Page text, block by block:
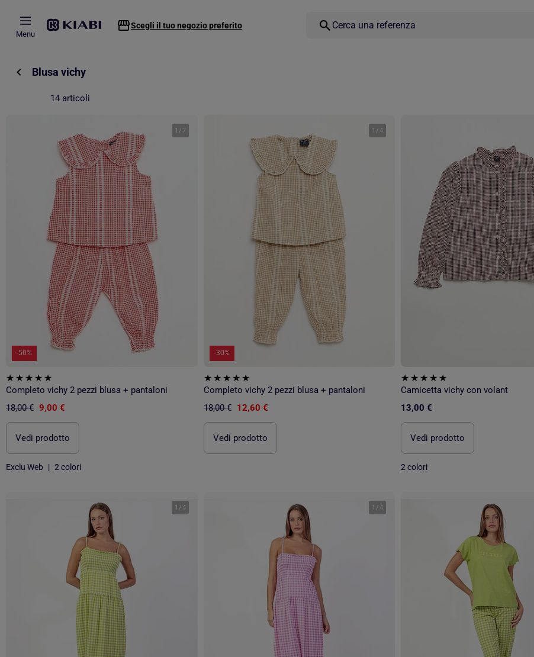
Menu
Scegli il tuo negozio preferito
Blusa vichy
14 articoli
1 / 7
-50%
Completo vichy 2 pezzi blusa + pantaloni
18,00 € 9,00 €
Vedi prodotto
Exclu Web | 2 colori
1 /4
-30%
Completo vichy 2 pezzi blusa + pantaloni
18,00 € 12,60 €
Vedi prodotto
Camicetta vichy con volant
13,00 €
Vedi prodotto
2 colori
1 /4 1 /4